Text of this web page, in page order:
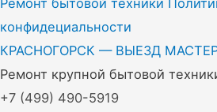
конфидециальности
КРАСНОГОРСК — ВЫЕЗД
Ремонт крупной бытовой
+7 (499) 490-5919